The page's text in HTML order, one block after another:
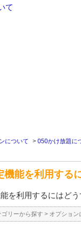
て
について > 050かけ放題に
機能を利用する
を利用するにはど
ゴリーから探す > オプション